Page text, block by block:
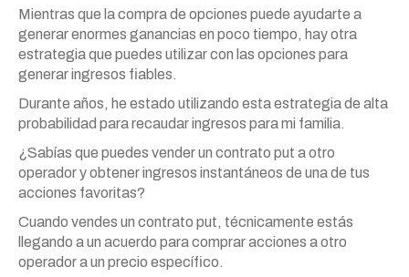
Mientras que la compra de opciones puede ayudarte a
generar enormes ganancias en poco tiempo, hay otra
estrategia que puedes utilizar con las opciones para
generar ingresos fiables.
Durante años, he estado utilizando esta estrategia de alta
probabilidad para recaudar ingresos para mi familia.
¿Sabías que puedes vender un contrato put a otro
operador y obtener ingresos instantáneos de una de tus
acciones favoritas?
Cuando vendes un contrato put, técnicamente estás
llegando a un acuerdo para comprar acciones a otro
operador a un precio específico.